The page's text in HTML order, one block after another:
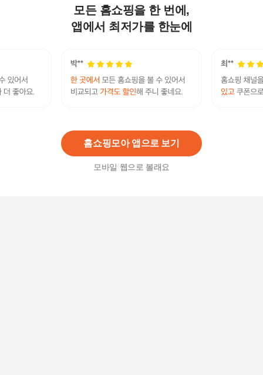
모든 홈쇼핑을 한 번에,
앱에서 최저가를 한눈에
홈쇼핑모아 앱으로 보기
모바일 웹으로 볼래요
제이슈 소가죽 린다 플랫폼 스니커즈 운동화 4.5c
m
88,800원
[엘르] 여성 에펠스니커즈 여자 데일리 캐주얼 운동
57%29,900원